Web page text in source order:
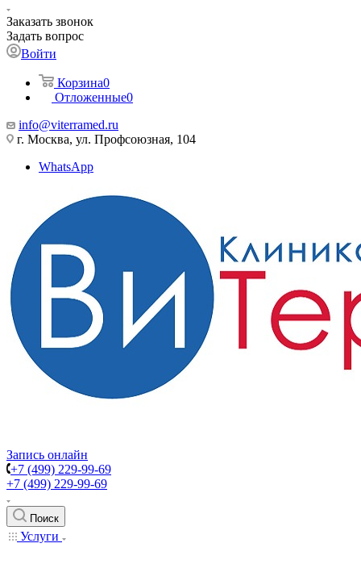
Заказать звонок
Задать вопрос
Войти
Корзина0
Отложенные0
info@viterramed.ru
г. Москва, ул. Профсоюзная, 104
WhatsApp
Запись онлайн
+7 (499) 229-99-69
+7 (499) 229-99-69
Поиск
Услуги